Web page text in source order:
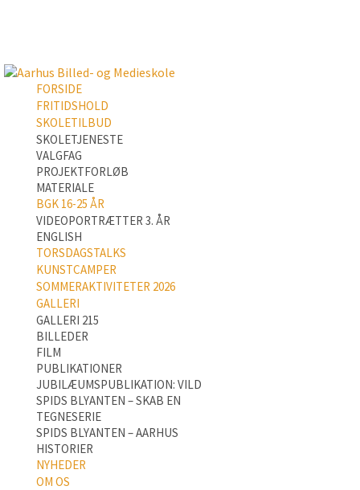
FORSIDE
FRITIDSHOLD
SKOLETILBUD
SKOLETJENESTE
VALGFAG
PROJEKTFORLØB
MATERIALE
BGK 16-25 ÅR
VIDEOPORTRÆTTER 3. ÅR
ENGLISH
TORSDAGSTALKS
KUNSTCAMPER
SOMMERAKTIVITETER 2026
GALLERI
GALLERI 215
BILLEDER
FILM
PUBLIKATIONER
JUBILÆUMSPUBLIKATION: VILD
SPIDS BLYANTEN – SKAB EN
TEGNESERIE
SPIDS BLYANTEN – AARHUS
HISTORIER
NYHEDER
OM OS